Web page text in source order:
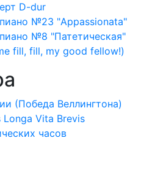
D-dur
№23 "Appassionata"
№8 "Патетическая"
fill, fill, my good fellow!)
(Победа Веллингтона)
Longa Vita Brevis
часов